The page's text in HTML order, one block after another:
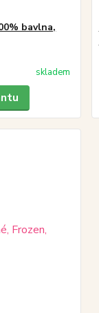
bavlna,
skladem